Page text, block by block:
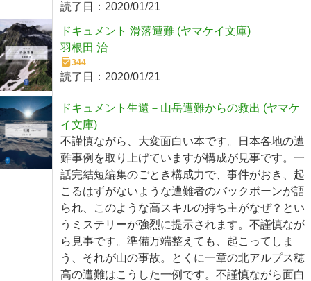
読了日： 2020/01/21
ドキュメント 滑落遭難 (ヤマケイ文庫)
羽根田 治
344
読了日： 2020/01/21
ドキュメント生還－山岳遭難からの救出 (ヤマケ
イ文庫)
不謹慎ながら、大変面白い本です。日本各地の遭
難事例を取り上げていますが構成が見事です。一
話完結短編集のごとき構成力で、事件がおき、起
こるはずがないような遭難者のバックボーンが語
られ、このような高スキルの持ち主がなぜ？とい
うミステリーが強烈に提示されます。不謹慎なが
ら見事です。準備万端整えても、起こってしま
う、それが山の事故。とくに一章の北アルプス穂
高の遭難はこうした一例です。不謹慎ながら面白